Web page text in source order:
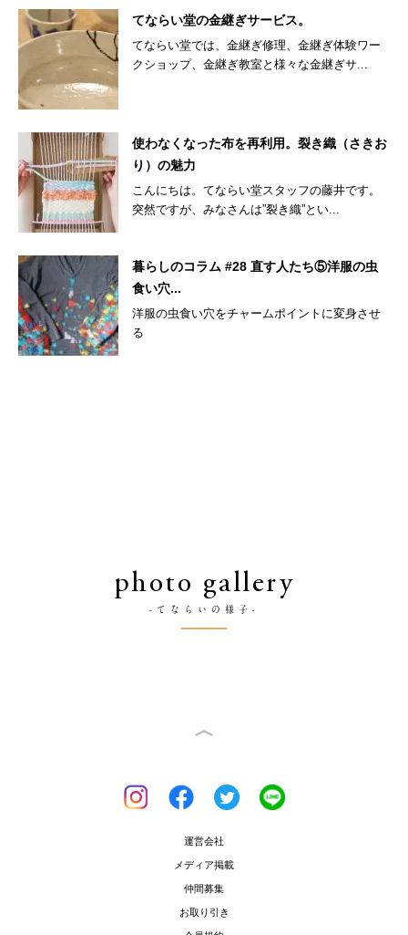
てならい堂の金継ぎサービス。
てならい堂では、金継ぎ修理、金継ぎ体験ワー
クショップ、金継ぎ教室と様々な金継ぎサ...
使わなくなった布を再利用。裂き織（さきお
り）の魅力
こんにちは。てならい堂スタッフの藤井です。
突然ですが、みなさんは”裂き織”とい...
暮らしのコラム #28 直す人たち⑤洋服の虫
食い穴...
洋服の虫食い穴をチャームポイントに変身させ
る
photo gallery
-てならいの様子-
運営会社
メディア掲載
仲間募集
お取り引き